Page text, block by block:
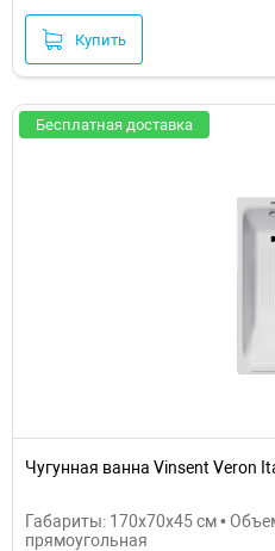
Купить
Бесплатная доставка
Чугунная ванна Vinsent Veron
Габариты: 170x70x45 см •
прямоугольная